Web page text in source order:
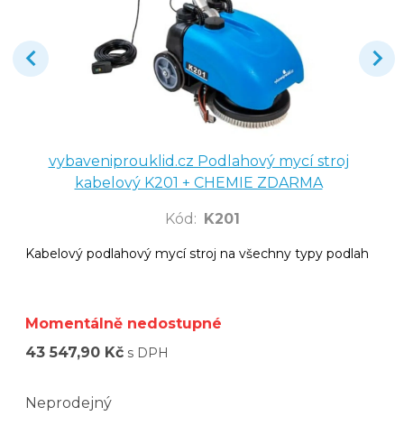
vybaveniprouklid.cz Podlahový mycí stroj
kabelový K201 + CHEMIE ZDARMA
Kód : K201
Kabelový podlahový mycí stroj na všechny typy podlah
Momentálně nedostupné
43 547,90 Kč s DPH
Neprodejný